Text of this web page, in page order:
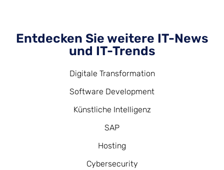
Entdecken Sie weitere IT-News
und IT-Trends
Digitale Transformation
Software Development
Künstliche Intelligenz
SAP
Hosting
Cybersecurity